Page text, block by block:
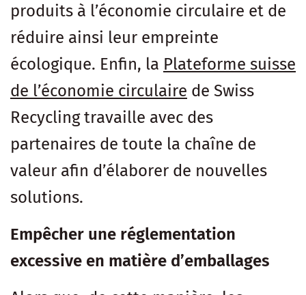
produits à l’économie circulaire et de
réduire ainsi leur empreinte
écologique. Enfin, la Plateforme suisse
de l’économie circulaire de Swiss
Recycling travaille avec des
partenaires de toute la chaîne de
valeur afin d’élaborer de nouvelles
solutions.
Empêcher une réglementation
excessive en matière d’emballages